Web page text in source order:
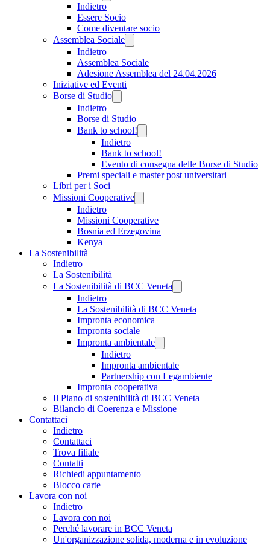
Indietro
Essere Socio
Come diventare socio
Assemblea Sociale
Indietro
Assemblea Sociale
Adesione Assemblea del 24.04.2026
Iniziative ed Eventi
Borse di Studio
Indietro
Borse di Studio
Bank to school!
Indietro
Bank to school!
Evento di consegna delle Borse di Studio
Premi speciali e master post universitari
Libri per i Soci
Missioni Cooperative
Indietro
Missioni Cooperative
Bosnia ed Erzegovina
Kenya
La Sostenibilità
Indietro
La Sostenibilità
La Sostenibilità di BCC Veneta
Indietro
La Sostenibilità di BCC Veneta
Impronta economica
Impronta sociale
Impronta ambientale
Indietro
Impronta ambientale
Partnership con Legambiente
Impronta cooperativa
Il Piano di sostenibilità di BCC Veneta
Bilancio di Coerenza e Missione
Contattaci
Indietro
Contattaci
Trova filiale
Contatti
Richiedi appuntamento
Blocco carte
Lavora con noi
Indietro
Lavora con noi
Perché lavorare in BCC Veneta
Un'organizzazione solida, moderna e in evoluzione